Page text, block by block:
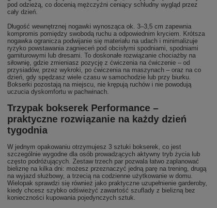
pod odzieżą, co docenią mężczyźni ceniący schludny wygląd przez
cały dzień.
Długość wewnętrznej nogawki wynosząca ok. 3–3,5 cm zapewnia
kompromis pomiędzy swobodą ruchu a odpowiednim kryciem. Krótsza
nogawka ogranicza podwijanie się materiału na udach i minimalizuje
ryzyko powstawania zagnieceń pod obcisłymi spodniami, spodniami
garniturowymi lub dresami. To doskonałe rozwiązanie chociażby na
siłownię, gdzie zmieniasz pozycję z ćwiczenia na ćwiczenie – od
przysiadów, przez wykroki, po ćwiczenia na maszynach – oraz na co
dzień, gdy spędzasz wiele czasu w samochodzie lub przy biurku.
Bokserki pozostają na miejscu, nie krępują ruchów i nie powodują
uczucia dyskomfortu w pachwinach.
Trzypak bokserek Performance –
praktyczne rozwiązanie na każdy dzień
tygodnia
W jednym opakowaniu otrzymujesz 3 sztuki bokserek, co jest
szczególnie wygodne dla osób prowadzących aktywny tryb życia lub
często podróżujących. Zestaw trzech par pozwala łatwo zaplanować
bieliznę na kilka dni: możesz przeznaczyć jedną parę na trening, drugą
na wyjazd służbowy, a trzecią na codzienne użytkowanie w domu.
Wielopak sprawdzi się również jako praktyczne uzupełnienie garderoby,
kiedy chcesz szybko odświeżyć zawartość szuflady z bielizną bez
konieczności kupowania pojedynczych sztuk.